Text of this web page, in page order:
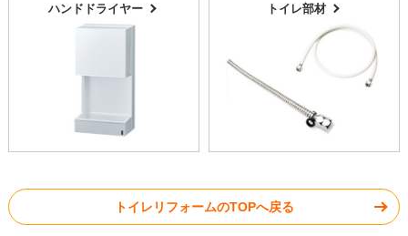
ハンドドライヤー トイレ部材
トイレリフォームのTOPへ戻る